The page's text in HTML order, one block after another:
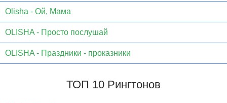
Olisha - Ой, Мама
OLISHA - Просто послушай
OLISHA - Праздники - проказники
ТОП 10 Рингтонов